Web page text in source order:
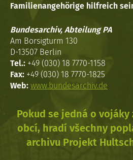
Familienangehörige hilfreich
Bundesarchiv, Abteilung PA
Am Borsigturm 130
D-13507 Berlin
Tel.: +49 (030) 18 7770-1158
Fax: +49 (030) 18 7770-1825
Web: www.bundesarchiv.de
Pokud se jedná o vojáky
obcí, hradí všechny
archivu Projekt